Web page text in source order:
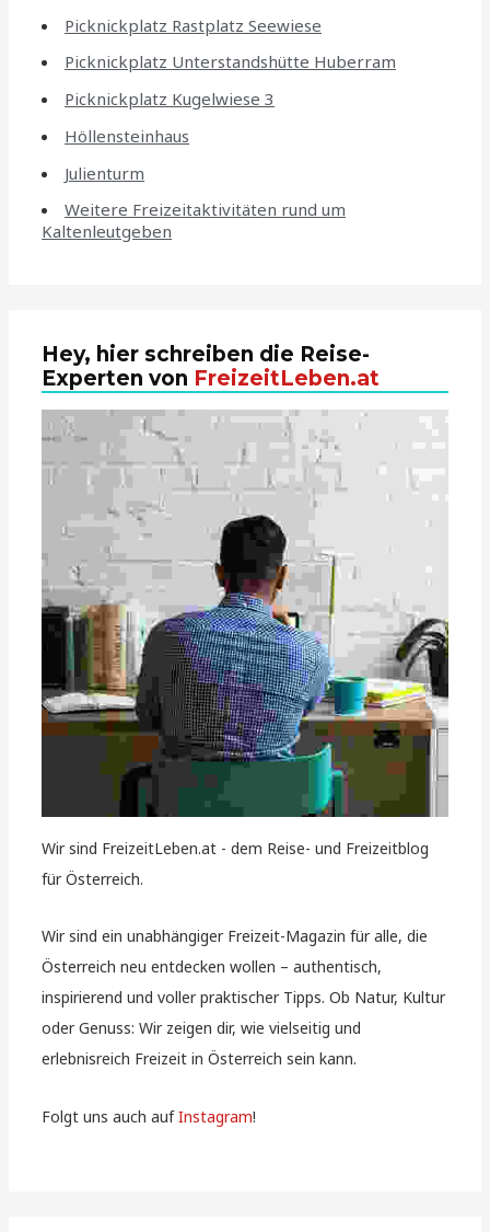
Picknickplatz Rastplatz Seewiese
Picknickplatz Unterstandshütte Huberram
Picknickplatz Kugelwiese 3
Höllensteinhaus
Julienturm
Weitere Freizeitaktivitäten rund um
Kaltenleutgeben
Hey, hier schreiben die Reise-
Experten von FreizeitLeben.at
Wir sind FreizeitLeben.at - dem Reise- und Freizeitblog
für Österreich.
Wir sind ein unabhängiger Freizeit-Magazin für alle, die
Österreich neu entdecken wollen – authentisch,
inspirierend und voller praktischer Tipps. Ob Natur, Kultur
oder Genuss: Wir zeigen dir, wie vielseitig und
erlebnisreich Freizeit in Österreich sein kann.
Folgt uns auch aufInstagram!